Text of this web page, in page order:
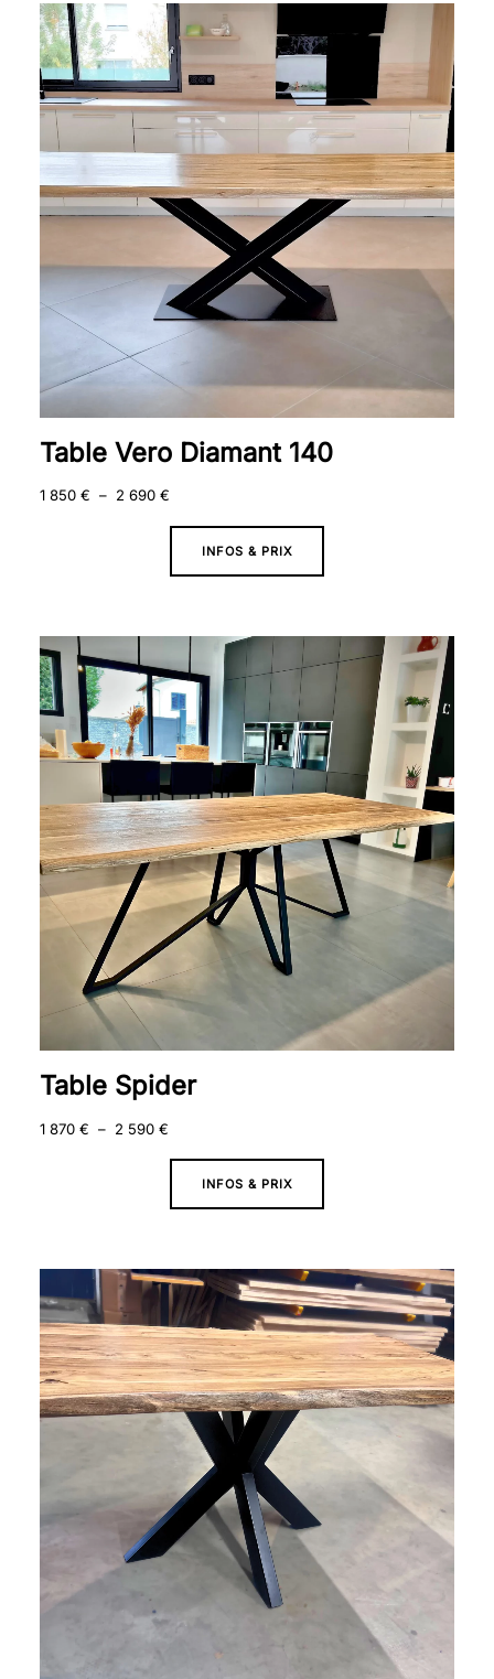
Table Vero Diamant 140
1 850 € – 2 690 €
Plage
de
prix :
1
850 €
à
2
690 €
INFOS & PRIX
Table Spider
1 870 € – 2 590 €
Plage
prix :
1
870 €
2
INFOS & PRIX
Plage
de
prix :
1
370 €
à
1
990 €